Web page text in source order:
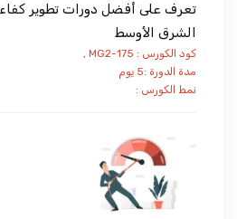
تعرف على أفضل دورات تطوير كفاءة
الشرق الأوسط
كود الكورس : MG2-175 ,
مدة الدورة :5 يوم
نمط الكورس :